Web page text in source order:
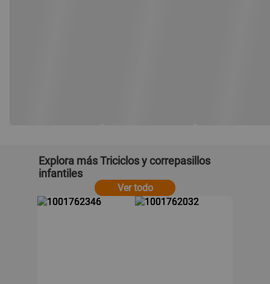
Explora más Triciclos y correpasillos
infantiles
Ver todo